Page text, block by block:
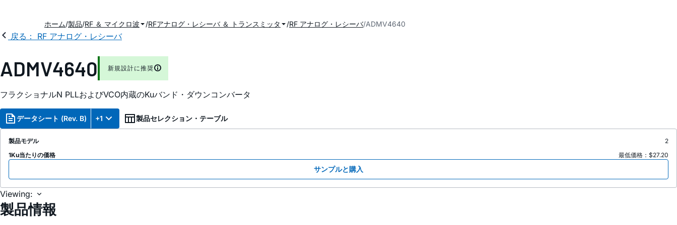
ホーム 製品 RF ＆ マイクロ波 RFアナログ・レシーバ ＆ トランスミッタ RF アナログ・レシーバ ADMV4640
戻る： RF アナログ・レシーバ
ADMV4640 新規設計に推奨
フラクショナルN PLLおよびVCO内蔵のKuバンド・ダウンコンバータ
データシート (Rev. B) +1 製品セレクション・テーブル
製品モデル
2
1Ku当たりの価格
最低価格：$27.20
サンプルと購入
Viewing:
製品情報